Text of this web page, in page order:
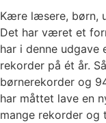
Kære læsere, børn,
Det har været et
har i denne udgave
rekorder på ét år.
børnerekorder og
har måttet lave en
mange rekorder og